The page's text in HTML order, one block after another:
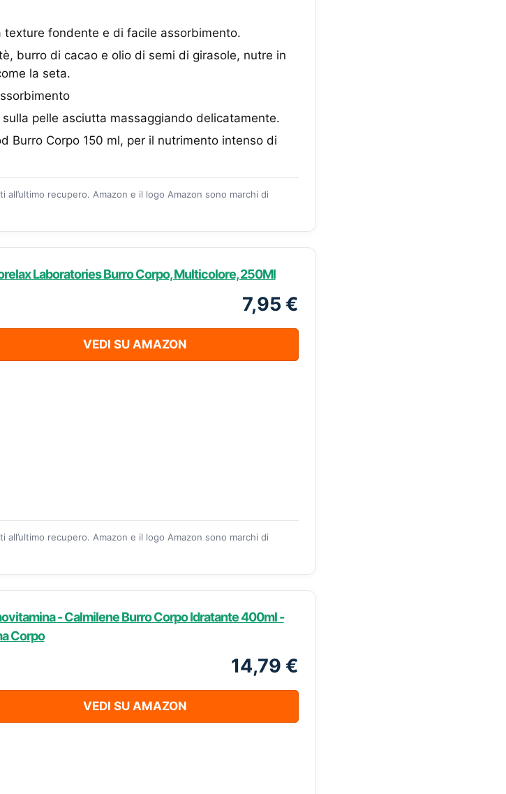
fondente e di facile assorbimento.
burro di cacao e olio di semi di girasole, nutre in
la seta.
pelle asciutta massaggiando delicatamente.
Burro Corpo 150 ml, per il nutrimento intenso di
recupero. Amazon e il logo Amazon sono marchi di
Laboratories Burro Corpo, Multicolore, 250Ml
7,95 €
VEDI SU AMAZON
recupero. Amazon e il logo Amazon sono marchi di
- Calmilene Burro Corpo Idratante 400ml -
Corpo
14,79 €
VEDI SU AMAZON